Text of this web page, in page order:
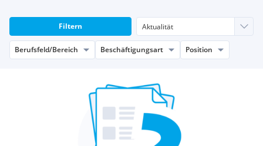
Filtern
Berufsfeld/Bereich Beschäftigungsart Position